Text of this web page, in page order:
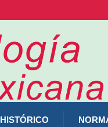
HISTÓRICO